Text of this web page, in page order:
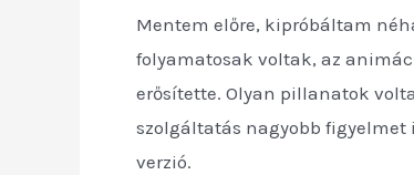
Mentem előre, kipróbáltam
folyamatosak voltak, az
erősítette. Olyan pillanatok
szolgáltatás nagyobb figyelmet
verzió.